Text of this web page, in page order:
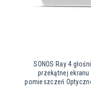
SONOS Ray 4
przekątnej
pomieszczeń